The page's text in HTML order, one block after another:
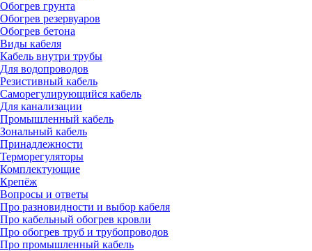
Обогрев грунта
Обогрев резервуаров
Обогрев бетона
Виды кабеля
Кабель внутри трубы
Для водопроводов
Резистивный кабель
Саморегулирующийся кабель
Для канализации
Промышленный кабель
Зональный кабель
Принадлежности
Терморегуляторы
Комплектующие
Крепёж
Вопросы и ответы
Про разновидности и выбор кабеля
Про кабельный обогрев кровли
Про обогрев труб и трубопроводов
Про промышленный кабель